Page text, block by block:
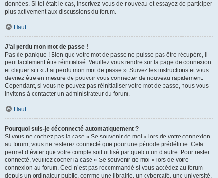
données. Si tel était le cas, inscrivez-vous de nouveau et essayez de participer
plus activement aux discussions du forum.
Haut
J’ai perdu mon mot de passe !
Pas de panique ! Bien que votre mot de passe ne puisse pas être récupéré, il
peut facilement être réinitialisé. Veuillez vous rendre sur la page de connexion
et cliquer sur « J’ai perdu mon mot de passe ». Suivez les instructions et vous
devriez être en mesure de pouvoir vous connecter de nouveau rapidement.
Cependant, si vous ne pouvez pas réinitialiser votre mot de passe, nous vous
invitons à contacter un administrateur du forum.
Haut
Pourquoi suis-je déconnecté automatiquement ?
Si vous ne cochez pas la case « Se souvenir de moi » lors de votre connexion
au forum, vous ne resterez connecté que pour une période prédéfinie. Cela
permet d’éviter que votre compte soit utilisé par quelqu’un d’autre. Pour rester
connecté, veuillez cocher la case « Se souvenir de moi » lors de votre
connexion au forum. Ceci n’est pas recommandé si vous accédez au forum
depuis un ordinateur public, comme une librairie, un cybercafé, une université,